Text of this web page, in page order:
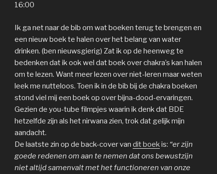
16:00
Ik ga net naar de bib om wat boeken terug te brengen en
een nieuw boek te halen over het belang van water
drinken. (ben nieuwsgierig) Zat ik op de heenweg te
bedenken dat ik ook wel dat boek over chakra’s kan halen
om te lezen. Want meer lezen over niet-leren maar weten
leek me nutteloos. Toen ik in de bib bij de chakra boeken
stond viel mij een boek op over bijna-dood-ervaringen.
Gezien de you-tube filmpjes waarin ik denk dat BDE
hetzelfde zijn als het nirwana zien, trok dat gelijk mijn
aandacht.
De laatste zin op de back-cover van dit boekis: “er zijn
goede redenen om aan te nemen dat ons bewustzijn
niet altijd samenvalt met het functioneren van onze